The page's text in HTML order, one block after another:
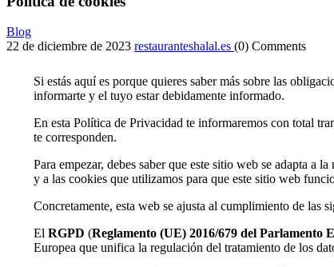
Blog
22 de diciembre de 2023 restauranteshalal.es (0) Comments
Si estás aquí es porque quieres saber más sobre las
informarte y el tuyo estar debidamente informado.
En esta Política de Privacidad te informaremos con total
te corresponden.
Para empezar, debes saber que este sitio web se adapta a
y a las cookies que utilizamos para que este sitio web
Concretamente, esta web se ajusta al cumplimiento de las
El RGPD (Reglamento (UE) 2016/679 del Parlamento
Europea que unifica la regulación del tratamiento de los